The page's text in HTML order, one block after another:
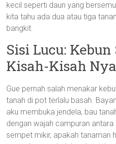
kecil seperti daun yang
kita tahu ada dua atau tiga
bangkit.
Sisi Lucu: Kebun
Kisah-Kisah
Gue pernah salah menakar
tanah di pot terlalu basah.
aku membuka jendela, bau
dengan wajah campuran
sempet mikir, apakah tanaman